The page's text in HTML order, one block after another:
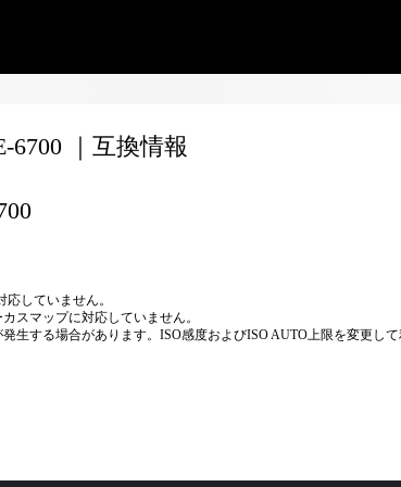
6700 ｜互換情報
していません。
スマップに対応していません。
生する場合があります。ISO感度およびISO AUTO上限を変更して